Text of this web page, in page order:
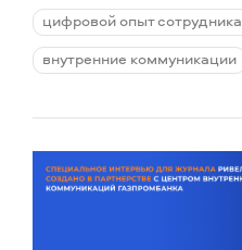
цифровой опыт сотрудника
внутренние коммуникации